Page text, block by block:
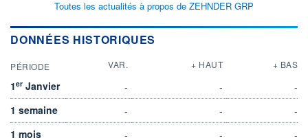
Toutes les actualités à propos de ZEHNDER GRP
DONNÉES HISTORIQUES
PÉRIODE VAR. + HAUT + BAS
1er Janvier - -
-
1 semaine
- -
-
1 mois
- -
-